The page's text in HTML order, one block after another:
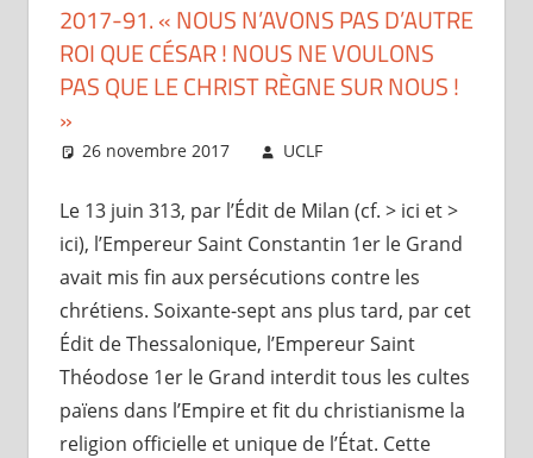
2017-91. « NOUS N’AVONS PAS D’AUTRE
ROI QUE CÉSAR ! NOUS NE VOULONS
PAS QUE LE CHRIST RÈGNE SUR NOUS !
»
26 novembre 2017 UCLF
Le 13 juin 313, par l’Édit de Milan (cf. > ici et >
ici), l’Empereur Saint Constantin 1er le Grand
avait mis fin aux persécutions contre les
chrétiens. Soixante-sept ans plus tard, par cet
Édit de Thessalonique, l’Empereur Saint
Théodose 1er le Grand interdit tous les cultes
païens dans l’Empire et fit du christianisme la
religion officielle et unique de l’État. Cette